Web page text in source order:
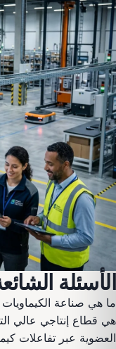
الأسئلة
ما هي صناعة الكيماويات
هي قطاع إنتاجي عالي
العضوية عبر تفاعلات